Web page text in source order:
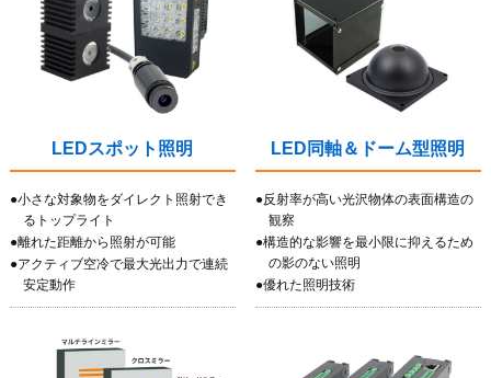
LEDスポット照明
●小さな対象物をダイレクト照射でき
るトップライト
●離れた距離から照射が可能
●アクティブ空冷で最大光出力で連続
安定動作
LED同軸＆ドーム型照明
●反射率が高い光沢物体の表面構造の
観察
●構造的な影響を最小限に抑えるため
の影のない照明
●優れた照明技術